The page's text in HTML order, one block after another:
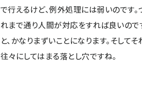
で行えるけど、例外処理には弱いのです
れまで通り人間が対応をすれば良いので
と、かなりまずいことになります。そし
往々にしてはまる落とし穴ですね。